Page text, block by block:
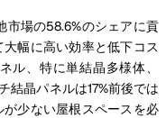
場の58.6%のシェアに貢
幅に高い効率と低下コス
ル、特に単結晶多様体、
結晶パネルは17%前後では
少ない屋根スペースを必